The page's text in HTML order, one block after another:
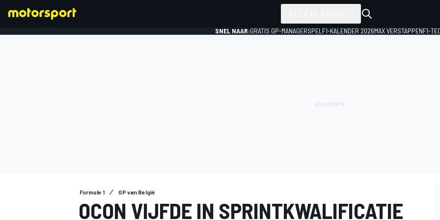
SNEL NAAR:GRATIS GP-MANAGERSPEL F1-KALENDER 2026MAX VERSTAPPENF1-
Formule 1 GP van België
OCON VIJFDE IN SPRINTKWALIFICATIE